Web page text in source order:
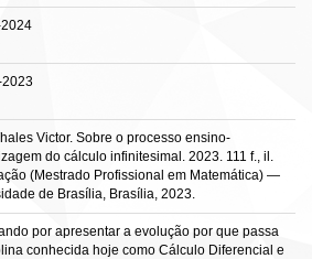
Victor. Sobre o processo ensino-
do cálculo infinitesimal. 2023. 111 f., il.
(Mestrado Profissional em Matemática) —
de Brasília, Brasília, 2023.
por apresentar a evolução por que passa
conhecida hoje como Cálculo Diferencial e